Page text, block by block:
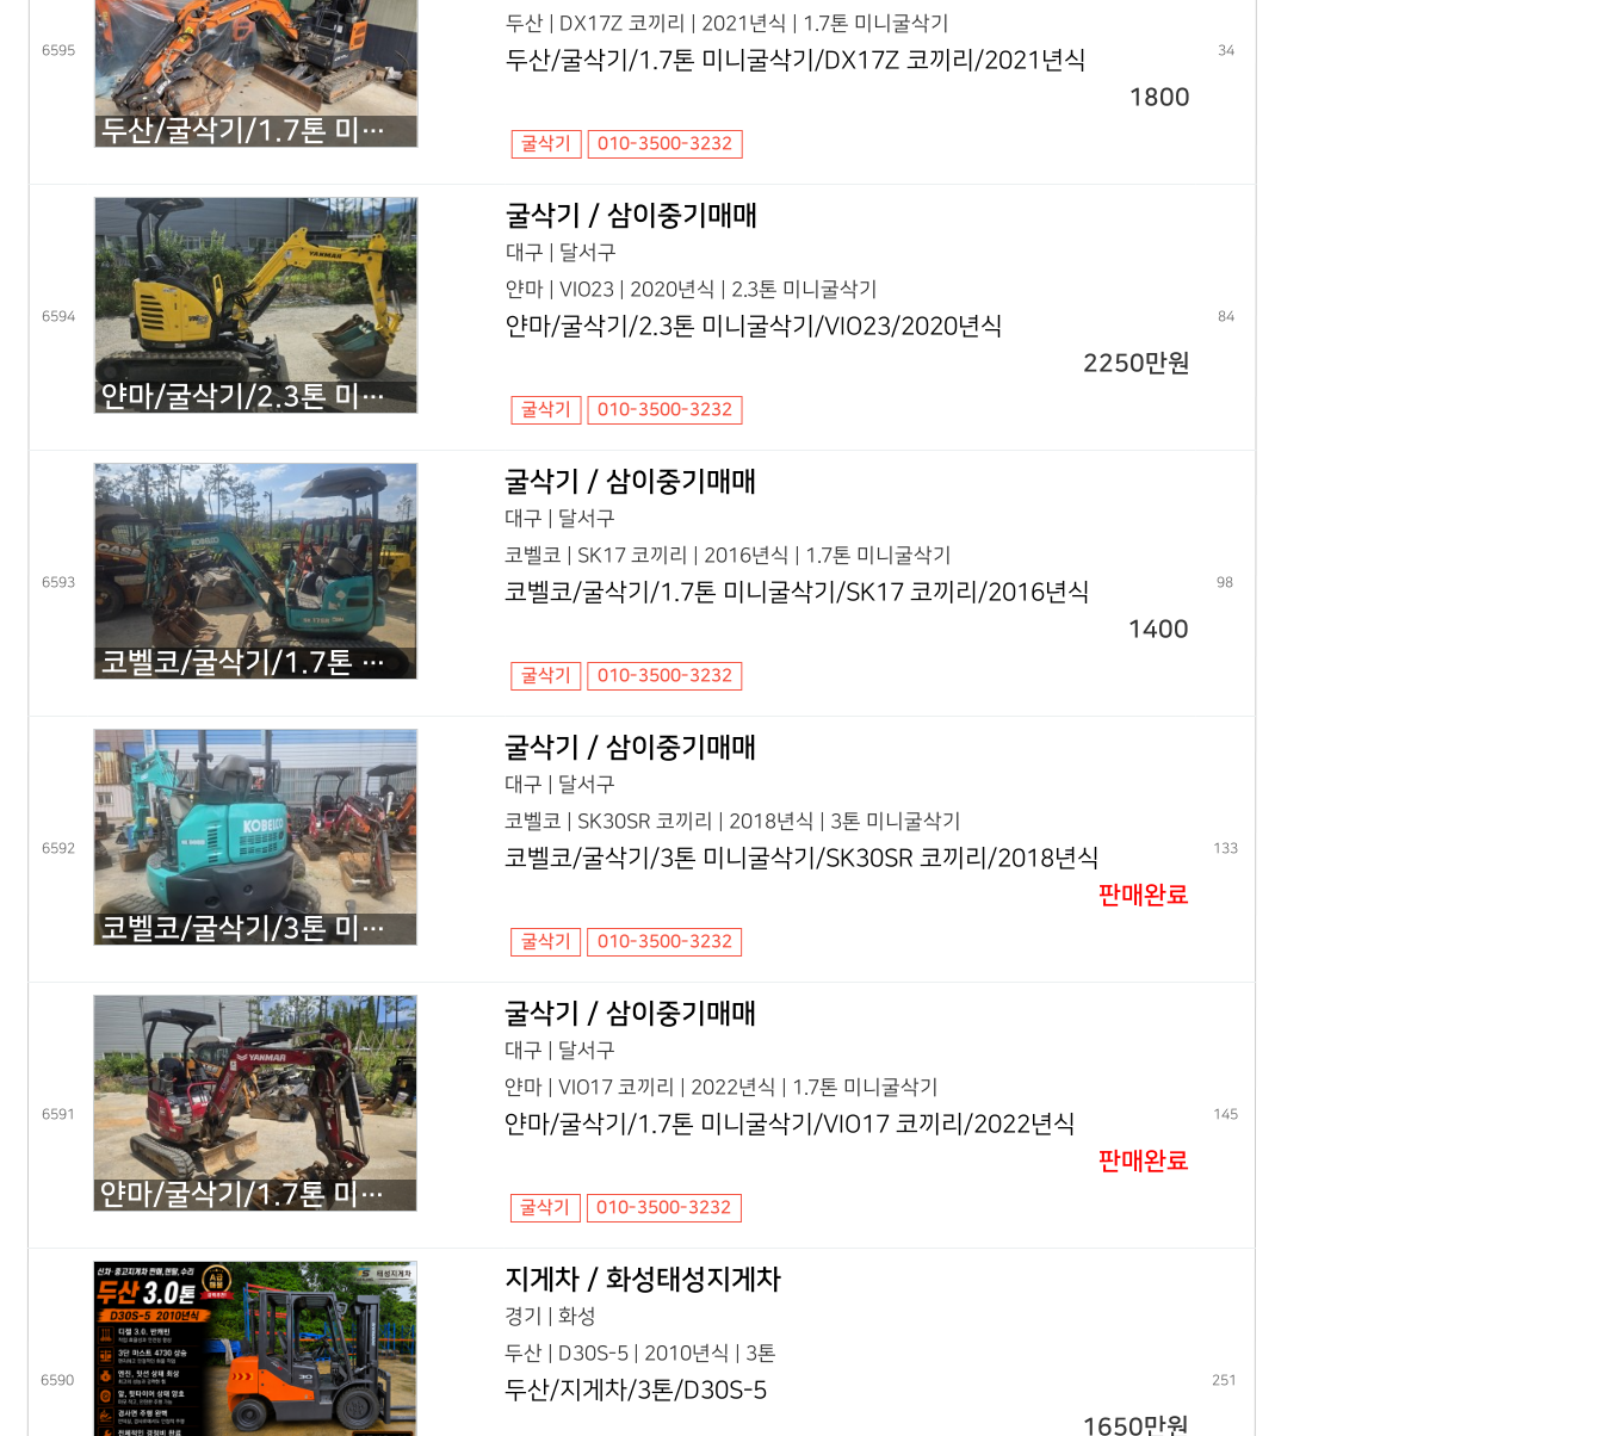
6595
두산/굴삭기/1.7톤 미니굴삭기/DX17Z 코끼리/2021년식
두산 | DX17Z 코끼리 | 2021년식 | 1.7톤 미니굴삭기
두산/굴삭기/1.7톤 미니굴삭기/DX17Z 코끼리/2021년식
1800
굴삭기 010-3500-3232
34
6594
얀마/굴삭기/2.3톤 미니굴삭기/VIO23/2020년식
굴삭기 / 삼이중기매매
대구 | 달서구
얀마 | VIO23 | 2020년식 | 2.3톤 미니굴삭기
얀마/굴삭기/2.3톤 미니굴삭기/VIO23/2020년식
2250만원
굴삭기 010-3500-3232
84
6593
코벨코/굴삭기/1.7톤 미니굴삭기/SK17 코끼리/2016년식
굴삭기 / 삼이중기매매
대구 | 달서구
코벨코 | SK17 코끼리 | 2016년식 | 1.7톤 미니굴삭기
코벨코/굴삭기/1.7톤 미니굴삭기/SK17 코끼리/2016년식
1400
굴삭기 010-3500-3232
98
6592
코벨코/굴삭기/3톤 미니굴삭기/SK30SR 코끼리/2018년식
굴삭기 / 삼이중기매매
대구 | 달서구
코벨코 | SK30SR 코끼리 | 2018년식 | 3톤 미니굴삭기
코벨코/굴삭기/3톤 미니굴삭기/SK30SR 코끼리/2018년식
판매완료
굴삭기 010-3500-3232
133
6591
얀마/굴삭기/1.7톤 미니굴삭기/VIO17 코끼리/2022년식
굴삭기 / 삼이중기매매
대구 | 달서구
얀마 | VIO17 코끼리 | 2022년식 | 1.7톤 미니굴삭기
얀마/굴삭기/1.7톤 미니굴삭기/VIO17 코끼리/2022년식
판매완료
굴삭기 010-3500-3232
145
6590
지게차 / 화성태성지게차
경기 | 화성
두산 | D30S-5 | 2010년식 | 3톤
두산/지게차/3톤/D30S-5
1650만원
251